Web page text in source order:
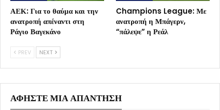
ΑΕΚ: Για το θαύμα και την
ανατροπή απέναντι στη
Ράγιο Βαγεκάνο
Champions League: Με
ανατροπή η Μπάγερν,
“πάλεψε” η Ρεάλ
PREV NEXT
ΑΦΉΣΤΕ ΜΙΑ ΑΠΆΝΤΗΣΗ